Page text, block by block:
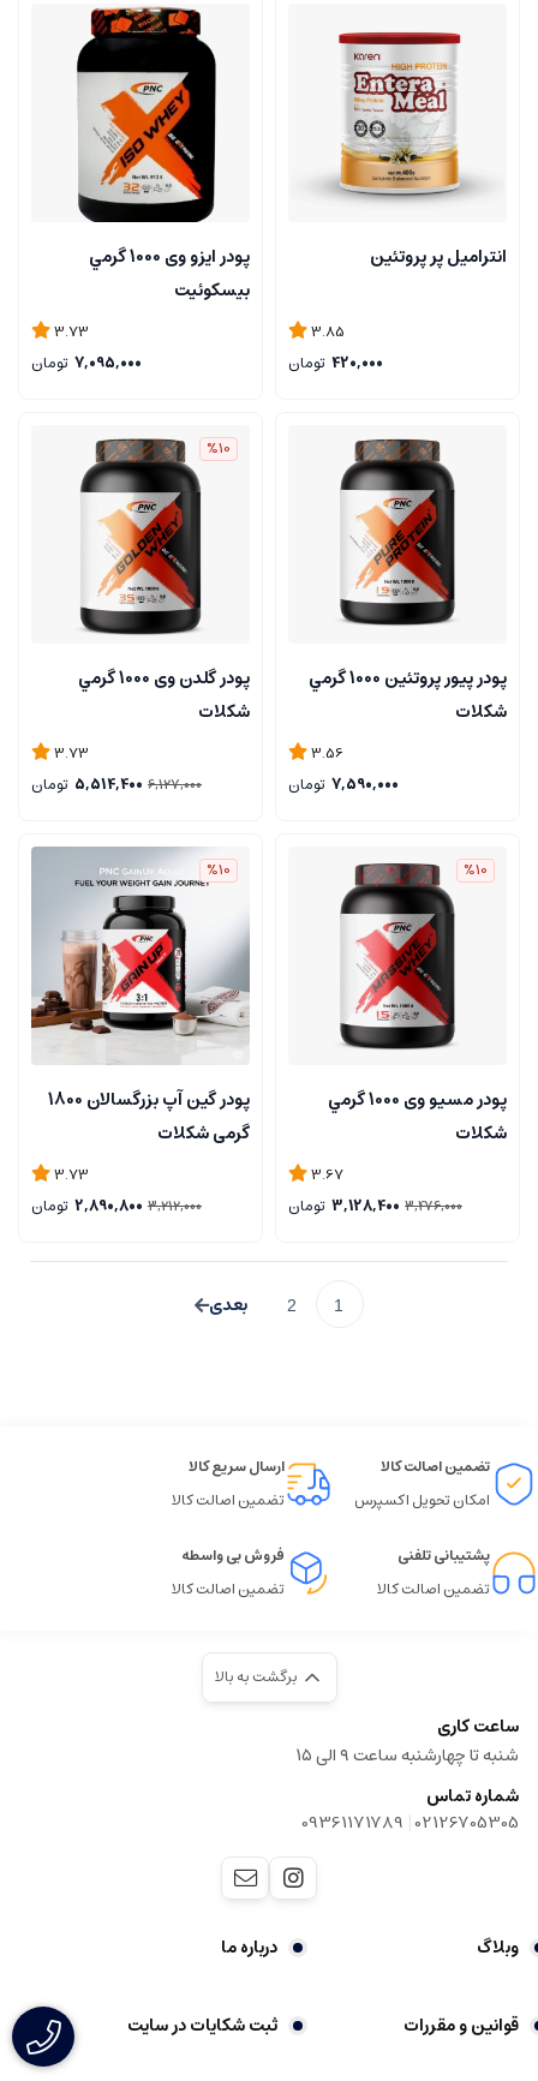
انترامیل پر پروتئین
3.85
420,000 تومان
پودر ایزو وی 1000 گرمي
بيسكوئيت
3.73
7,095,000 تومان
پودر پیور پروتئین 1000 گرمي
شكلات
3.56
7,590,000 تومان
%10
پودر گلدن وی 1000 گرمي
شكلات
3.73
6,127,000
5,514,400 تومان
%10
پودر مسیو وی 1000 گرمي
شكلات
3.67
3,476,000
3,128,400 تومان
%10
پودر گین آپ بزرگسالان 1800
گرمي شكلات
3.73
3,212,000
2,890,800 تومان
1
2
تضمین اصالت کالا
امکان تحویل اکسپرس
ارسال سریع کالا
تضمین اصالت کالا
پشتیبانی تلفنی
تضمین اصالت کالا
فروش بی واسطه
تضمین اصالت کالا
برگشت به بالا
ساعت کاری
شنبه تا چهارشنبه ساعت ۹ الی ۱۵
شماره تماس
02126705305
|
09361171789
وبلاگ درباره ما
قوانین و مقررات ثبت شکایات در سایت